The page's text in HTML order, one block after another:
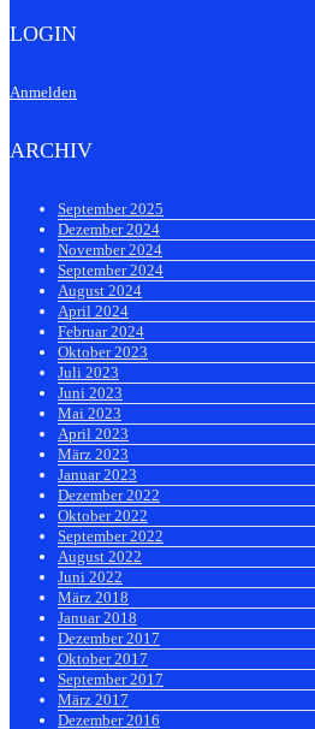
LOGIN
Anmelden
ARCHIV
September 2025
Dezember 2024
November 2024
September 2024
August 2024
April 2024
Februar 2024
Oktober 2023
Juli 2023
Juni 2023
Mai 2023
April 2023
März 2023
Januar 2023
Dezember 2022
Oktober 2022
September 2022
August 2022
Juni 2022
März 2018
Januar 2018
Dezember 2017
Oktober 2017
September 2017
März 2017
Dezember 2016